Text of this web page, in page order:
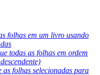
folhas em um livro usando
todas as folhas em ordem
as folhas selecionadas para